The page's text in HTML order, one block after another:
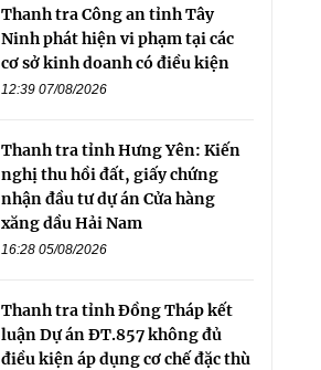
Thanh tra Công an tỉnh Tây
Ninh phát hiện vi phạm tại các
cơ sở kinh doanh có điều kiện
12:39 07/08/2026
Thanh tra tỉnh Hưng Yên: Kiến
nghị thu hồi đất, giấy chứng
nhận đầu tư dự án Cửa hàng
xăng dầu Hải Nam
16:28 05/08/2026
Thanh tra tỉnh Đồng Tháp kết
luận Dự án ĐT.857 không đủ
điều kiện áp dụng cơ chế đặc thù